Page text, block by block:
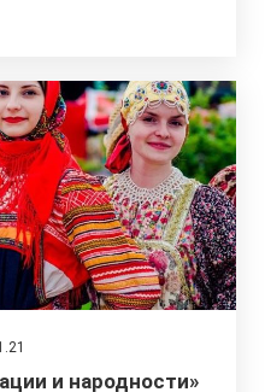
и народности»